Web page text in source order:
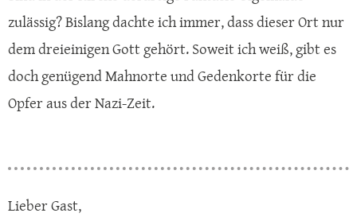
zulässig? Bislang dachte ich immer, dass dieser Ort nur
dem dreieinigen Gott gehört. Soweit ich weiß, gibt es
doch genügend Mahnorte und Gedenkorte für die
Opfer aus der Nazi-Zeit.
Lieber Gast,